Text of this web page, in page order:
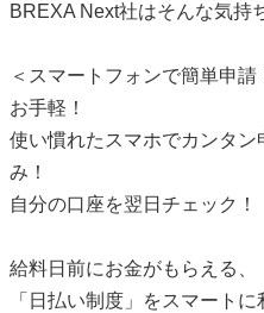
BREXA Next社はそんな気持
＜スマートフォンで簡単申請
お手軽！
使い慣れたスマホでカンタ
み！
自分の口座を翌日チェック！
給料日前にお金がもらえる、
「日払い制度」をスマート